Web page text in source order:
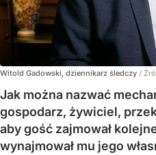
Witold Gadowski, dziennikarz śledczy /
Jak można nazwać
gospodarz, żywiciel,
aby gość zajmował
wynajmował mu jego